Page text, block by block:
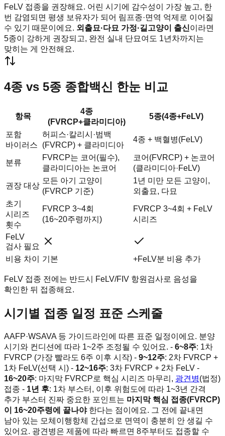
FeLV 접종을 권장해요. 어린 시기에 감수성이 가장 높고, 한
번 감염되면 평생 보유자가 되어 림프종·면역 억제로 이어질
수 있기 때문이에요. 외출묘·다묘 가정·길고양이 출신이라면
5종이 강하게 권장되고, 완전 실내 단묘여도 1년차까지는
맞히는 게 안전해요.
4종 vs 5종 종합백신 한눈 비교
항목
4종
(FVRCP+클라미디아)
5종(4종+FeLV)
포함
바이러스
허피스·칼리시·범백
(FVRCP) + 클라미디아
4종 + 백혈병(FeLV)
분류
FVRCP는 코어(필수),
클라미디아는 논코어
코어(FVRCP) + 논코어
(클라미디아·FeLV)
권장 대상
모든 아기 고양이
(FVRCP 기준)
1년 미만 모든 고양이,
외출묘, 다묘
초기
시리즈
횟수
FVRCP 3~4회
(16~20주령까지)
FVRCP 3~4회 + FeLV
시리즈
FeLV
검사 필요
비용 차이
기본 +FeLV분 비용 추가
FeLV 접종 전에는 반드시 FeLV/FIV 항원검사로 음성을
확인한 뒤 접종해요.
시기별 접종 일정 표준 스케줄
AAFP·WSAVA 등 가이드라인에 따른 표준 일정이에요. 분양
시기와 컨디션에 따라 1~2주 조정될 수 있어요. - 6~8주: 1차
FVRCP (가장 빨라도 6주 이후 시작) - 9~12주: 2차 FVRCP +
1차 FeLV(선택 시) - 12~16주: 3차 FVRCP + 2차 FeLV -
16~20주: 마지막 FVRCP로 핵심 시리즈 마무리, 광견병(법정)
접종 - 1년 후: 1차 부스터, 이후 위험도에 따라 1~3년 간격
추가 부스터 진짜 중요한 포인트는 마지막 핵심 접종(FVRCP)
이 16~20주령에 끝나야한다는 점이에요. 그 전에 끝내면
남아 있는 모체이행항체 간섭으로 면역이 충분히 안 생길 수
있어요. 광견병은 제품에 따라 빠르면 8주부터도 접종할 수